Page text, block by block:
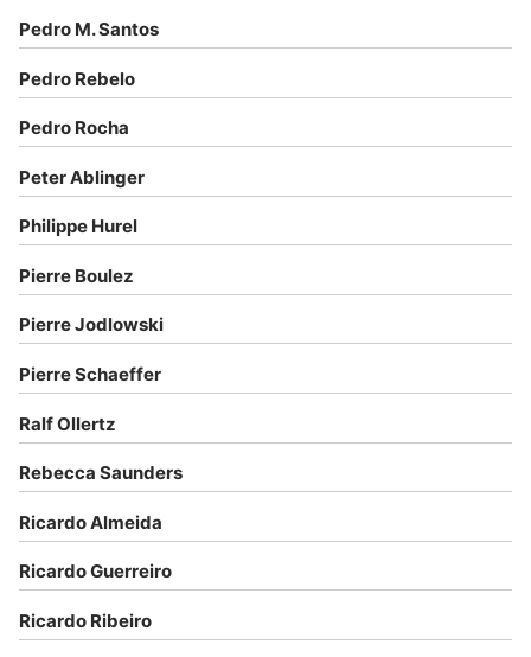
Pedro M. Santos
Pedro Rebelo
Pedro Rocha
Peter Ablinger
Philippe Hurel
Pierre Boulez
Pierre Jodlowski
Pierre Schaeffer
Ralf Ollertz
Rebecca Saunders
Ricardo Almeida
Ricardo Guerreiro
Ricardo Ribeiro